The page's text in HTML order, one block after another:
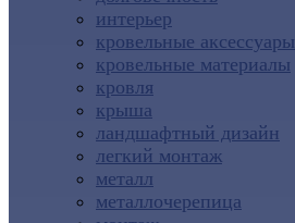
интерьер
кровельные аксессуары
кровельные материалы
кровля
крыша
ландшафтный дизайн
легкий монтаж
металл
металлочерепица